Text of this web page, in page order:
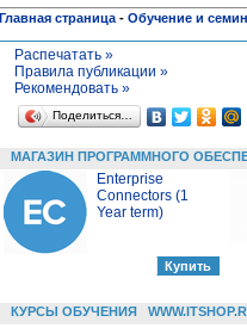
Главная страница - Обучение и
Распечатать »
Правила публикации »
Рекомендовать »
Поделиться…
МАГАЗИН ПРОГРАММНОГО
Enterprise
Connectors (1
Year term)
КУРСЫ ОБУЧЕНИЯ